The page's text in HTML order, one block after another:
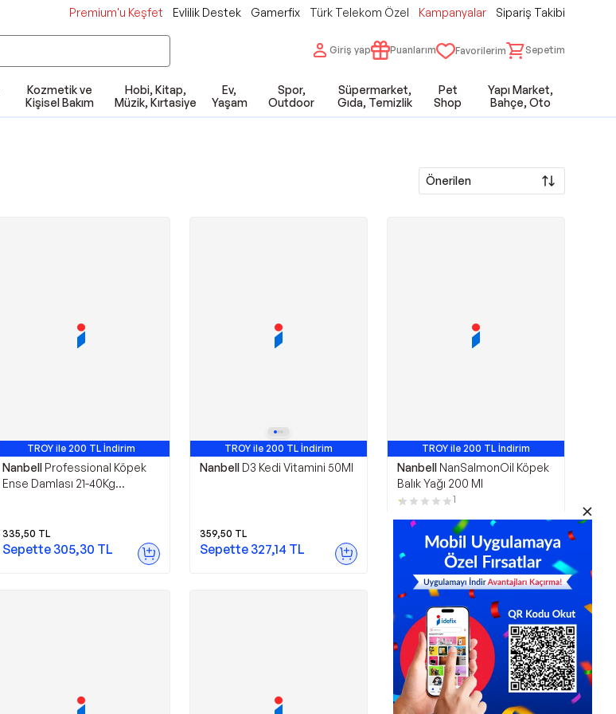
Premium'u Keşfet Evlilik Destek Gamerfix Türk Telekom Özel Kampanyalar Sipariş Takibi
Giriş yap Puanlarım Favorilerim Sepetim
Kozmetik ve
Kişisel Bakım
Hobi, Kitap,
Müzik, Kırtasiye
Ev,
Yaşam
Spor,
Outdoor
Süpermarket,
Gıda, Temizlik
Pet
Shop
Yapı Market,
Bahçe, Oto
Önerilen
TROY ile 200 TL İndirim
Nanbell Professional Köpek
Ense Damlası 21-40Kg
335,50 TL
Sepette 305,30 TL
TROY ile 200 TL İndirim
Nanbell D3 Kedi Vitamini 50Ml
359,50 TL
Sepette 327,14 TL
TROY ile 200 TL İndirim
Nanbell NanSalmonOil Köpek
Balık Yağı 200 Ml
1
401,50TL
Sepette365,36TL